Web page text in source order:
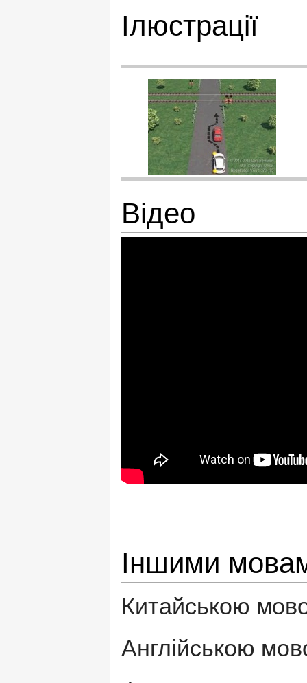
Ілюстрації
Відео
Іншими
Китайською
Англійською